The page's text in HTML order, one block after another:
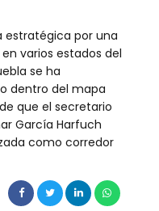
estratégica por una
varios estados del
se ha
dentro del mapa
que el secretario
García Harfuch
como corredor